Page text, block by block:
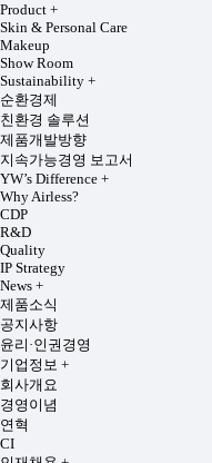
Product +
Skin & Personal Care
Makeup
Show Room
Sustainability +
순환경제
친환경 솔루션
제품개발방향
지속가능경영 보고서
YW’s Difference +
Why Airless?
CDP
R&D
Quality
IP Strategy
News +
제품소식
공지사항
윤리·인권경영
기업정보 +
회사개요
경영이념
연혁
CI